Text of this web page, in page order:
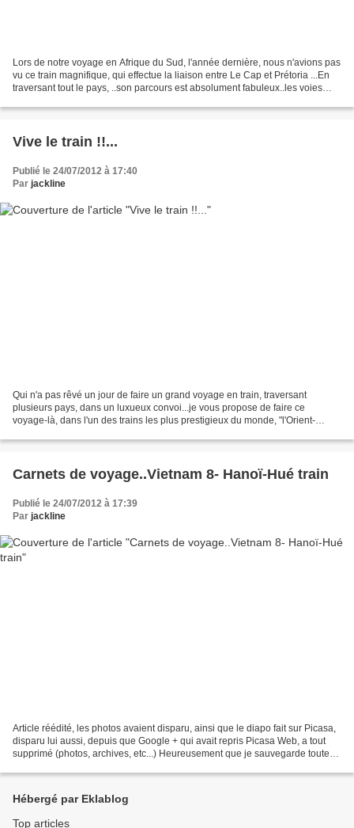
Lors de notre voyage en Afrique du Sud, l'année dernière, nous n'avions pas
vu ce train magnifique, qui effectue la liaison entre Le Cap et Prétoria ...En
traversant tout le pays, ..son parcours est absolument fabuleux..les voies
Vive le train !!...
Publié le 24/07/2012 à 17:40
Par jackline
Qui n'a pas rêvé un jour de faire un grand voyage en train, traversant
plusieurs pays, dans un luxueux convoi...je vous propose de faire ce
voyage-là, dans l'un des trains les plus prestigieux du monde, "l'Orient-
Carnets de voyage..Vietnam 8- Hanoï-Hué train
Publié le 24/07/2012 à 17:39
Par jackline
Article réédité, les photos avaient disparu, ainsi que le diapo fait sur Picasa,
disparu lui aussi, depuis que Google + qui avait repris Picasa Web, a tout
supprimé (photos, archives, etc...) Heureusement que je sauvegarde toutes
Hébergé par Eklablog
Top articles